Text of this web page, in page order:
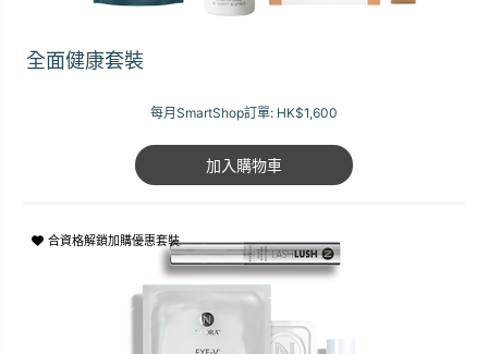
全面健康套裝
每月SmartShop訂單: HK$1,600
加入購物車
合資格解鎖加購優惠套裝